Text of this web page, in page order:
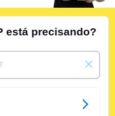
está precisando?